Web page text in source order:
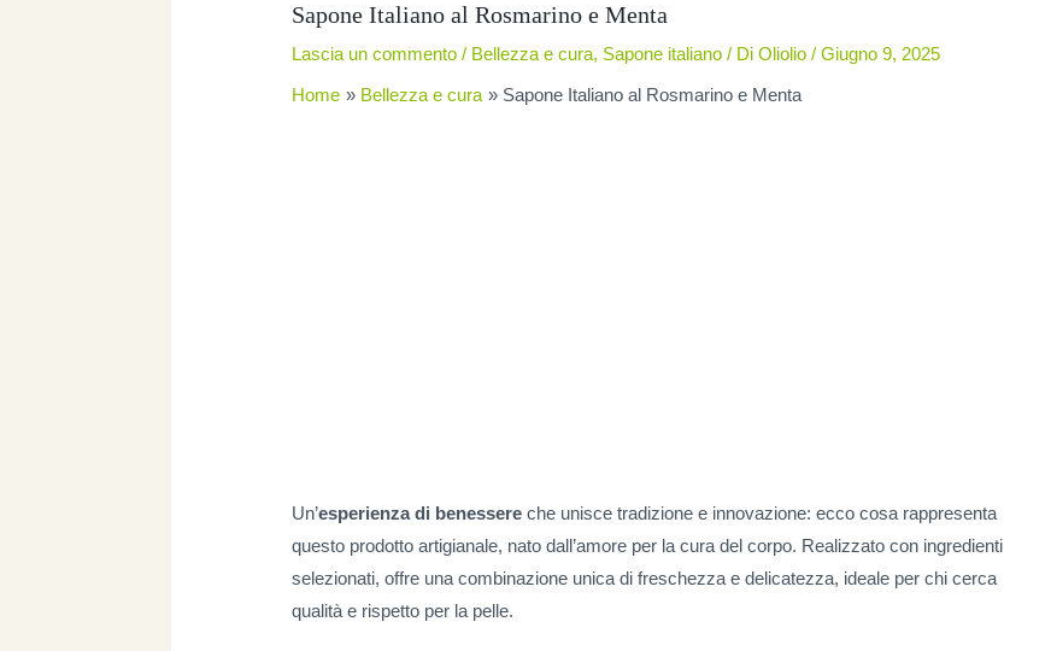
Sapone Italiano al Rosmarino e Menta
Lascia un commento / Bellezza e cura, Sapone italiano / DiOliolio/Giugno 9, 2025
Home
Bellezza e cura Sapone Italiano al Rosmarino e Menta
Un’esperienza di benessere che unisce tradizione e innovazione: ecco cosa rappresenta
questo prodotto artigianale, nato dall’amore per la cura del corpo. Realizzato con ingredienti
selezionati, offre una combinazione unica di freschezza e delicatezza, ideale per chi cerca
qualità e rispetto per la pelle.